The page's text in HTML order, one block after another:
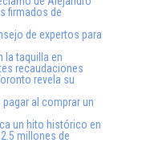
firmados de
de expertos para
la taquilla en
recaudaciones
revela su
pagar al comprar un
un hito histórico en
millones de